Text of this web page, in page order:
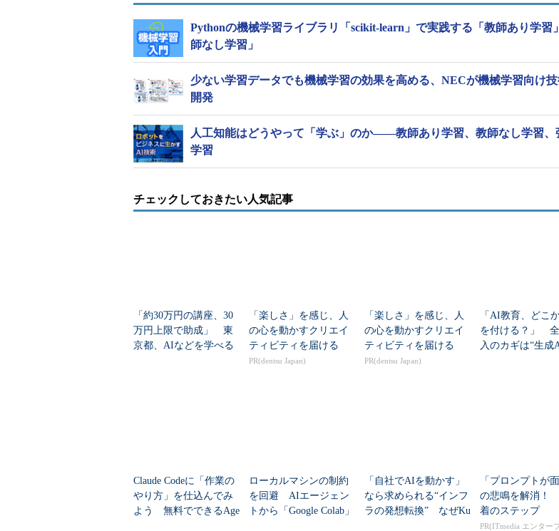
doccanoを利用してテキストにラベルを付与しているところ（出典：TIS）
これらの基本的なタスクは表計算ソフトなどの帳票ツールでも実行可能だが、例
系列ラベリングでは文字単位、単語単位でデータを作る必要があるため、帳票ツー
けでは作成が困難だという。
機械学習や自然言語処理の開発には教師データが不可欠だ。ところが教師データ
成は非常に手間がかかる。例えば、TISが公開した上場企業の有価証券報告書をベー
作成したデータセットでも、教師データを作成する際の作業負荷が課題になったと
Pythonの機械学習ライブラリ「scikit-learn」で実践する「教師あり学習
師なし学習」
少ない学習データでも機械学習の効果を高める、NECが機械学習向け
開発
人工知能はどうやって「学ぶ」のか――教師あり学習、教師なし学習、
学習
チェックしておきたい人気記事
「約30万円の講座、30
万円上限で助成」 東
京都、AIなどを学べる
「楽しさ」を感じ、人
の心を動かすクリエイ
ティビティを届ける
PR(dentsu Japan)
「楽しさ」を感じ、人
の心を動かすクリエイ
ティビティを届ける
PR(dentsu Japan)
「AI教育、どこ
を付ける？」
入のカギは“生成
Claude Codeに「作業の
やり方」を仕込んでみ
よう 無料でできるAge
ローカルマシンの制約
を回避 AIエージェン
トから「Google Colab」
「自社でAIを動かす」
なら求められる“インフ
ラの発想転換” なぜKu
「プロンプトが面
の悲鳴を解消！
着のステップ
PR(ITmedia エンター